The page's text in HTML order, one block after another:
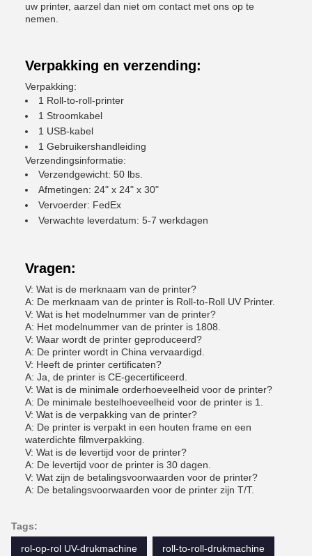
uw printer, aarzel dan niet om contact met ons op te
nemen.
Verpakking en verzending:
Verpakking:
1 Roll-to-roll-printer
1 Stroomkabel
1 USB-kabel
1 Gebruikershandleiding
Verzendingsinformatie:
Verzendgewicht: 50 lbs.
Afmetingen: 24" x 24" x 30"
Vervoerder: FedEx
Verwachte leverdatum: 5-7 werkdagen
Vragen:
V: Wat is de merknaam van de printer?
A: De merknaam van de printer is Roll-to-Roll UV Printer.
V: Wat is het modelnummer van de printer?
A: Het modelnummer van de printer is 1808.
V: Waar wordt de printer geproduceerd?
A: De printer wordt in China vervaardigd.
V: Heeft de printer certificaten?
A: Ja, de printer is CE-gecertificeerd.
V: Wat is de minimale orderhoeveelheid voor de printer?
A: De minimale bestelhoeveelheid voor de printer is 1.
V: Wat is de verpakking van de printer?
A: De printer is verpakt in een houten frame en een
waterdichte filmverpakking.
V: Wat is de levertijd voor de printer?
A: De levertijd voor de printer is 30 dagen.
V: Wat zijn de betalingsvoorwaarden voor de printer?
A: De betalingsvoorwaarden voor de printer zijn T/T.
Tags:
rol-op-rol UV-drukmachine
roll-to-roll-drukmachine